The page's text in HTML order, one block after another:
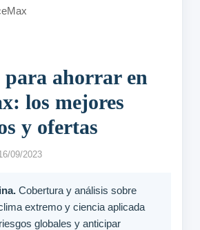
para ahorrar en
los mejores
y ofertas
09/2023
Cobertura y análisis sobre
extremo y ciencia aplicada
globales y anticipar